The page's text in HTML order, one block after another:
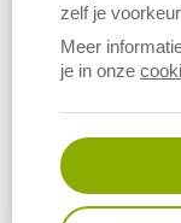
2018 tot maximaal
Voor de bedrijven
glastuinbouw –
in absolute termen,
financieringslast per
zelf je
Meer
je in onze